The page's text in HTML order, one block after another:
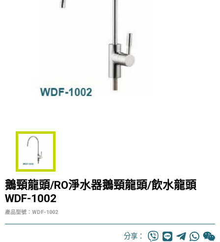
鵝頸龍頭/RO淨水器鵝頸龍頭/飲水龍頭
WDF-1002
產品型號：WDF-1002
分享：